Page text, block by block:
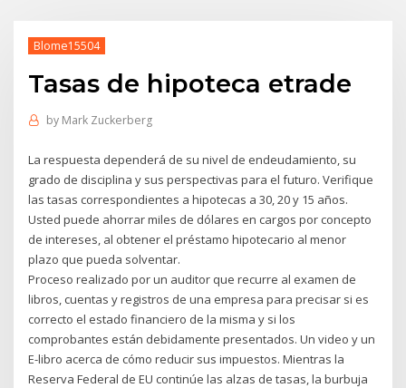
Blome15504
Tasas de hipoteca etrade
by Mark Zuckerberg
La respuesta dependerá de su nivel de endeudamiento, su
grado de disciplina y sus perspectivas para el futuro. Verifique
las tasas correspondientes a hipotecas a 30, 20 y 15 años.
Usted puede ahorrar miles de dólares en cargos por concepto
de intereses, al obtener el préstamo hipotecario al menor
plazo que pueda solventar.
Proceso realizado por un auditor que recurre al examen de
libros, cuentas y registros de una empresa para precisar si es
correcto el estado financiero de la misma y si los
comprobantes están debidamente presentados. Un video y un
E-libro acerca de cómo reducir sus impuestos. Mientras la
Reserva Federal de EU continúe las alzas de tasas, la burbuja